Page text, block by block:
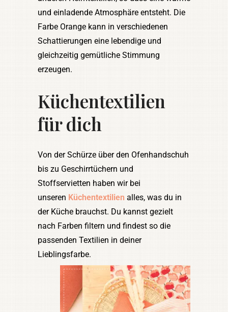
und einladende Atmosphäre entsteht. Die
Farbe Orange kann in verschiedenen
Schattierungen eine lebendige und
gleichzeitig gemütliche Stimmung
erzeugen.
Küchentextilien
für dich
Von der Schürze über den Ofenhandschuh
bis zu Geschirrtüchern und
Stoffservietten haben wir bei
unseren Küchentextilien alles, was du in
der Küche brauchst. Du kannst gezielt
nach Farben filtern und findest so die
passenden Textilien in deiner
Lieblingsfarbe.